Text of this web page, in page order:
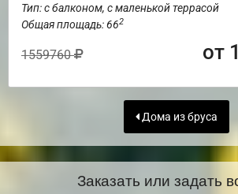
Тип: с балконом, с маленькой террасой
Общая площадь: 662
1559760 от
Дома из бруса
Заказать или задать